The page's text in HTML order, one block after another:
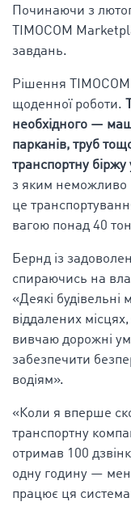
Починаючи з
TIMOCOM
завдань.
Рішення
щоденної роботи.
необхідного —
парканів, труб
транспортну
з яким
це
вагою понад 40
Бернд із
спираючись на
«Деякі
віддалених
вивчаю дорожні
забезпечити
водіям».
«Коли я вперше
транспортну
отримав 100
одну годину —
працює ця